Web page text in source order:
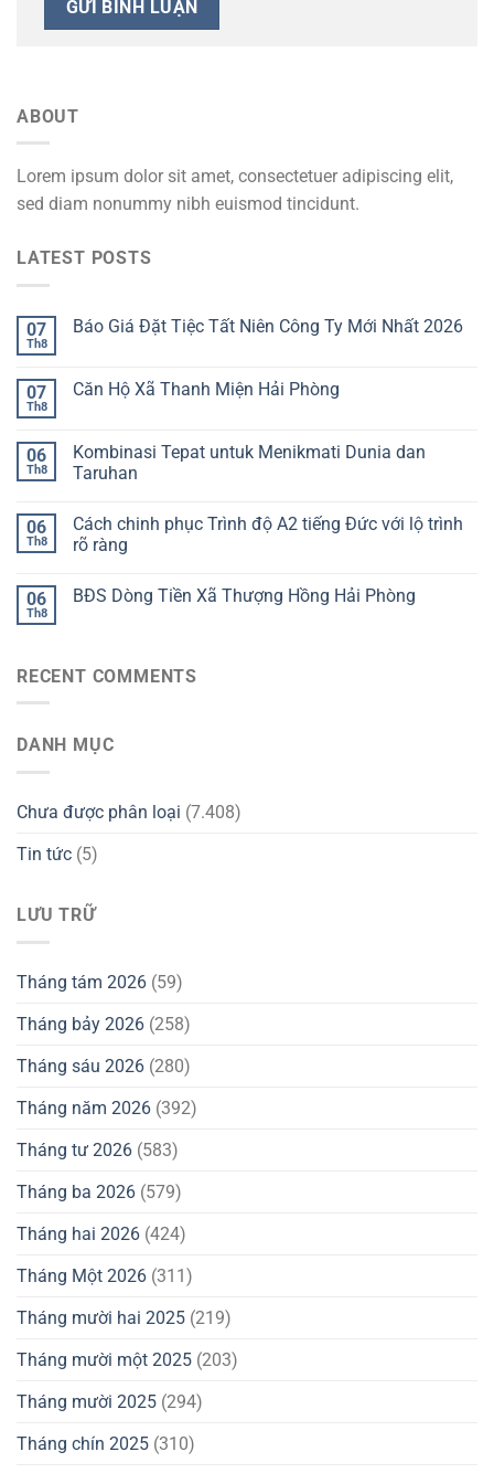
ABOUT
Lorem ipsum dolor sit amet, consectetuer adipiscing elit,
sed diam nonummy nibh euismod tincidunt.
LATEST POSTS
07
Th8
Báo Giá Đặt Tiệc Tất Niên Công Ty Mới Nhất 2026
07
Th8
Căn Hộ Xã Thanh Miện Hải Phòng
06
Th8
Kombinasi Tepat untuk Menikmati Dunia dan
Taruhan
06
Th8
Cách chinh phục Trình độ A2 tiếng Đức với lộ trình
rõ ràng
06
Th8
BĐS Dòng Tiền Xã Thượng Hồng Hải Phòng
RECENT COMMENTS
DANH MỤC
Chưa được phân loại (7.408)
Tin tức (5)
LƯU TRỮ
Tháng tám 2026 (59)
Tháng bảy 2026 (258)
Tháng sáu 2026 (280)
Tháng năm 2026 (392)
Tháng tư 2026 (583)
Tháng ba 2026 (579)
Tháng hai 2026 (424)
Tháng Một 2026 (311)
Tháng mười hai 2025 (219)
Tháng mười một 2025 (203)
Tháng mười 2025 (294)
Tháng chín 2025 (310)